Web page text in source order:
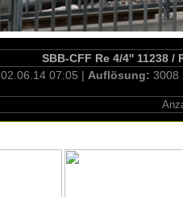
SBB-CFF Re 4/4'' 11238 /
02.06.14 07:05 | Auflösung: 3008